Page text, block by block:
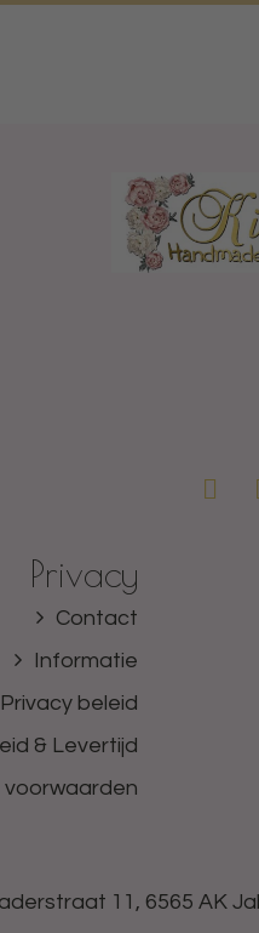
Privacy
Contact
Informatie
Privacy beleid
& Levertijd
voorwaarden
11, 6565 AK